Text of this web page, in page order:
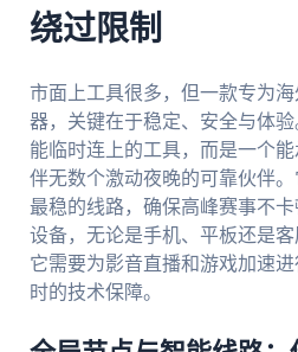
绕过限制
市面上工具很多，但一款专为
器，关键在于稳定、安全与体
能临时连上的工具，而是一个
伴无数个激动夜晚的可靠伙伴
最稳的线路，确保高峰赛事不
设备，无论是手机、平板还是客
它需要为影音直播和游戏加速
时的技术保障。